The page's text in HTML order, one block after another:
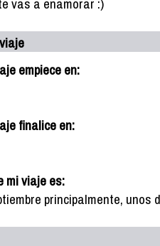
empiece en:
finalice en:
mi viaje es:
principalmente, unos